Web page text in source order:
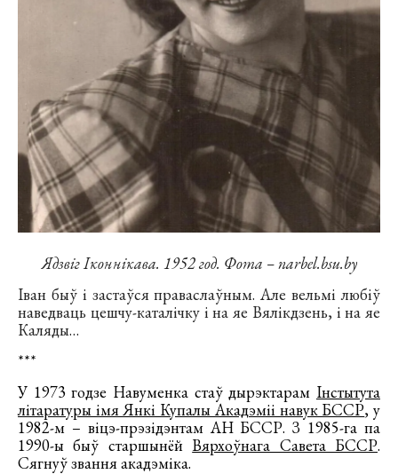
Ядзвіг Іконнікава. 1952 год. Фота – narbel.bsu.by
Іван быў і застаўся праваслаўным. Але вельмі любіў
наведваць цешчу-каталічку і на яе Вялікдзень, і на яе
Каляды…
***
У 1973 годзе Навуменка стаў дырэктарам Інстытута
літаратуры імя Янкі Купалы Акадэміі навук БССР, у
1982-м – віцэ-прэзідэнтам АН БССР. З 1985-га па
1990-ы быў старшынёй Вярхоўнага Савета БССР.
Сягнуў звання акадэміка.